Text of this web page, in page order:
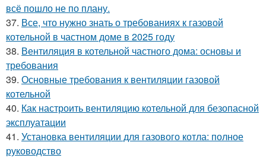
всё пошло не по плану.
37. Все, что нужно знать о требованиях к газовой
котельной в частном доме в 2025 году
38. Вентиляция в котельной частного дома: основы и
требования
39. Основные требования к вентиляции газовой
котельной
40. Как настроить вентиляцию котельной для безопасной
эксплуатации
41. Установка вентиляции для газового котла: полное
руководство